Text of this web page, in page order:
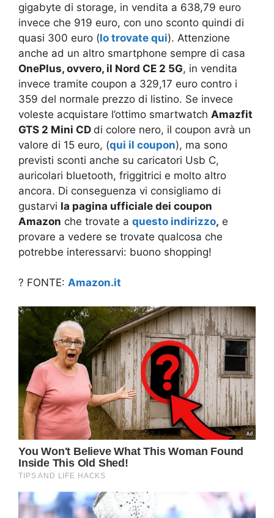
gigabyte di storage, in vendita a 638,79 euro
invece che 919 euro, con uno sconto quindi di
quasi 300 euro (lo trovate qui). Attenzione
anche ad un altro smartphone sempre di casa
OnePlus, ovvero, il Nord CE 2 5G, in vendita
invece tramite coupon a 329,17 euro contro i
359 del normale prezzo di listino. Se invece
voleste acquistare l’ottimo smartwatch Amazfit
GTS 2 Mini CD di colore nero, il coupon avrà un
valore di 15 euro, (qui il coupon), ma sono
previsti sconti anche su caricatori Usb C,
auricolari bluetooth, friggitrici e molto altro
ancora. Di conseguenza vi consigliamo di
gustarvi la pagina ufficiale dei coupon
Amazon che trovate a questo indirizzo, e
provare a vedere se trovate qualcosa che
potrebbe interessarvi: buono shopping!
? FONTE: Amazon.it